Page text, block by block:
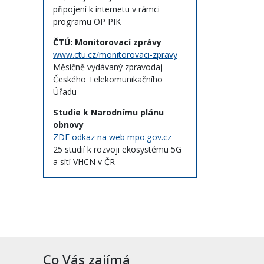
připojení k internetu v rámci
programu OP PIK
ČTÚ: Monitorovací zprávy
www.ctu.cz/monitorovaci-zpravy
Měsíčně vydávaný zpravodaj
Českého Telekomunikačního
Úřadu
Studie k Narodnímu plánu
obnovy
ZDE odkaz na web mpo.gov.cz
25 studií k rozvoji ekosystému 5G
a sítí VHCN v ČR
Co Vás zajímá